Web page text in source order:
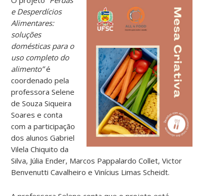
e Desperdícios
Alimentares:
soluções
domésticas para o
uso completo do
alimento”é
coordenado pela
professora Selene
de Souza Siqueira
Soares e conta
com a participação
dos alunos Gabriel
Vilela Chiquito da
Silva, Júlia Ender, Marcos Pappalardo Collet, Victor
Benvenutti Cavalheiro e Vinícius Limas Scheidt.